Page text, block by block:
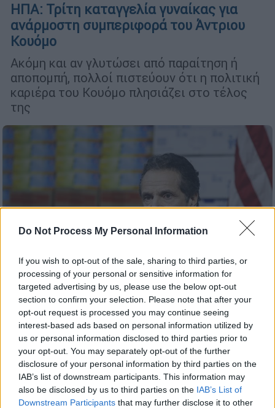
Do Not Process My Personal Information
If you wish to opt-out of the sale, sharing to third parties, or
processing of your personal or sensitive information for
targeted advertising by us, please use the below opt-out
section to confirm your selection. Please note that after your
opt-out request is processed you may continue seeing
interest-based ads based on personal information utilized by
us or personal information disclosed to third parties prior to
your opt-out. You may separately opt-out of the further
disclosure of your personal information by third parties on the
IAB’s list of downstream participants. This information may
also be disclosed by us to third parties on the IAB’s List of
Downstream Participants that may further disclose it to other
ΗΠΑ: Τρίτη καταγγελία γυναίκας για
ανάρμοστη συμπεριφορά του Άντριου
Κουόμο
Aκόμη και αν γλυτώσει από παραίτηση ή
αποπομπή, πολλοί πιστεύουν ότι η πολιτική
καριέρα του Κουόμο πλησιάζει στο τέλος
της
Lifestyle|28.02.2021 18:06
Δεύτερη καταγγελία κατά του Άντριου
Κουόμο για σεξουαλική παρενόχληση
O Άντριου Κουόμο διαβεβαίωσε ότι «δεν
προσέγγισε ερωτικά την καταγγέλλουσα»